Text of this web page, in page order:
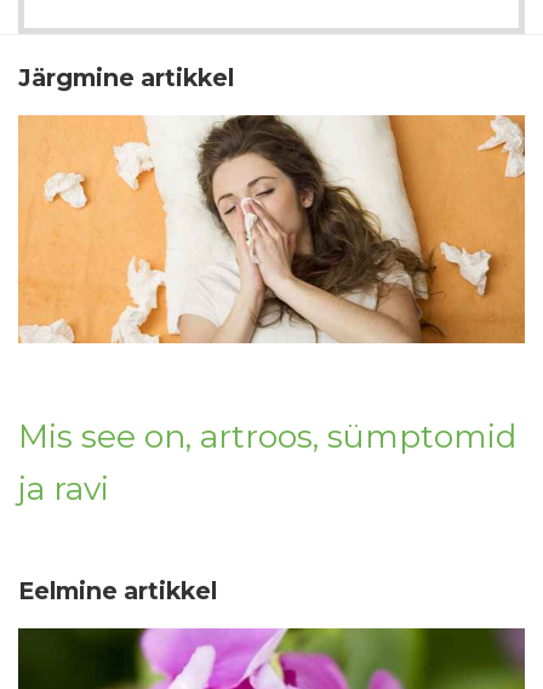
Järgmine artikkel
Mis see on, artroos, sümptomid
ja ravi
Eelmine artikkel